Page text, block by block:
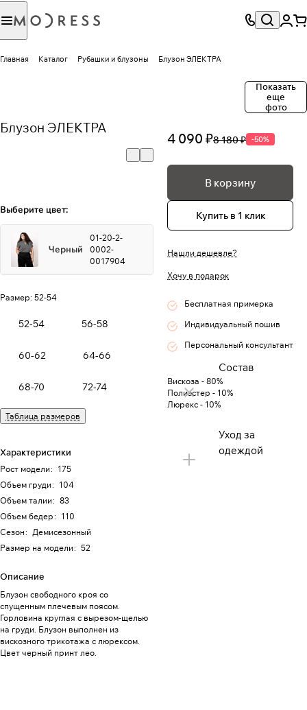
Главная Каталог Рубашки и блузоны Блузон ЭЛЕКТРА
Показать
еще
фото
Блузон ЭЛЕКТРА
Выберите цвет:
Черный
01-20-2-
0002-
0017904
Размер: 52-54
52-54 56-58
60-62 64-66
68-70 72-74
Таблица размеров
Характеристики
Рост модели: 175
Объем груди: 104
Объем талии: 83
Объем бедер: 110
Сезон: Демисезонный
Размер на модели: 52
Описание
Блузон свободного кроя со
спущенным плечевым поясом.
Горловина круглая с вырезом-щелью
на груди. Блузон выполнен из
вискозного трикотажа с люрексом.
Цвет черный принт лео.
4 090 ₽8 180 ₽ -50%
В корзину
Купить в 1 клик
Нашли дешевле?
Хочу в подарок
Бесплатная примерка
Индивидуальный пошив
Персональный консультант
Состав
Вискоза - 80%
Полиэстер - 10%
Люрекс - 10%
Уход за
одеждой